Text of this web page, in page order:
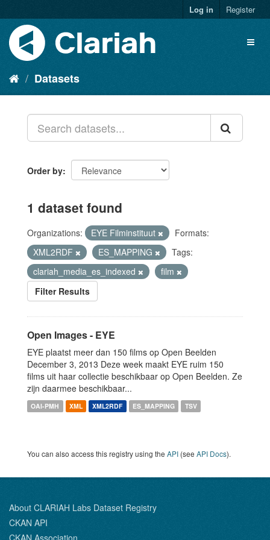
Log in Register
Datasets
Order by
1 dataset found
Organizations: EYE Filminstituut
Formats:
XML2RDF
ES_MAPPING
Tags:
clariah_media_es_indexed
film
Filter Results
Open Images - EYE
EYE plaatst meer dan 150 films op Open Beelden
December 3, 2013 Deze week maakt EYE ruim 150
films uit haar collectie beschikbaar op Open Beelden. Ze
zijn daarmee beschikbaar...
OAI-PMH XML XML2RDF ES_MAPPING TSV
You can also access this registry using the API (see API Docs).
About CLARIAH Labs Dataset Registry
CKAN API
CKAN Association